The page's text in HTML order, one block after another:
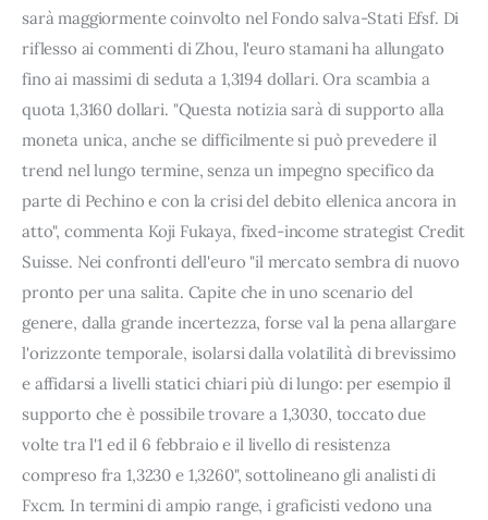
sarà maggiormente coinvolto nel Fondo salva-Stati Efsf. Di
riflesso ai commenti di Zhou, l'euro stamani ha allungato
fino ai massimi di seduta a 1,3194 dollari. Ora scambia a
quota 1,3160 dollari. "Questa notizia sarà di supporto alla
moneta unica, anche se difficilmente si può prevedere il
trend nel lungo termine, senza un impegno specifico da
parte di Pechino e con la crisi del debito ellenica ancora in
atto", commenta Koji Fukaya, fixed-income strategist Credit
Suisse. Nei confronti dell'euro "il mercato sembra di nuovo
pronto per una salita. Capite che in uno scenario del
genere, dalla grande incertezza, forse val la pena allargare
l'orizzonte temporale, isolarsi dalla volatilità di brevissimo
e affidarsi a livelli statici chiari più di lungo: per esempio il
supporto che è possibile trovare a 1,3030, toccato due
volte tra l'1 ed il 6 febbraio e il livello di resistenza
compreso fra 1,3230 e 1,3260", sottolineano gli analisti di
Fxcm. In termini di ampio range, i graficisti vedono una